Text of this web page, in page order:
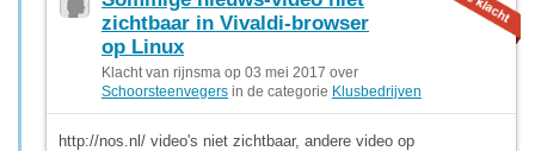
zichtbaar in Vivaldi-browser
op Linux
Klacht van rijnsma op 03 mei 2017 over
Schoorsteenvegers in de categorie Klusbedrijven
http://nos.nl/ video's niet zichtbaar, andere video op